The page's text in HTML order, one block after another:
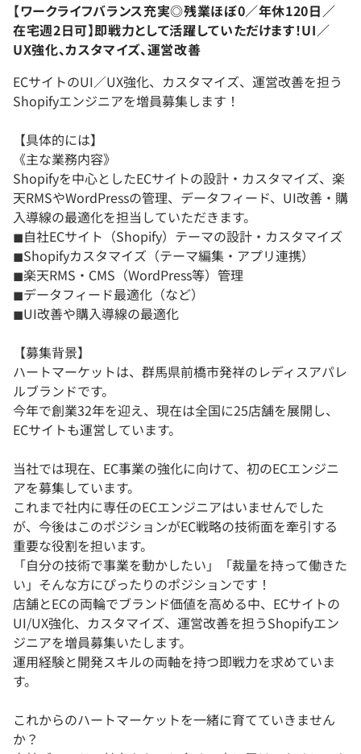
【ワークライフバランス充実◎残業ほぼ0／年休120日／
在宅週2日可】即戦力として活躍していただけます！UI／
UX強化、カスタマイズ、運営改善
ECサイトのUI／UX強化、カスタマイズ、運営改善を担う
Shopifyエンジニアを増員募集します！
【具体的には】
《主な業務内容》
Shopifyを中心としたECサイトの設計・カスタマイズ、楽
天RMSやWordPressの管理、データフィード、UI改善・購
入導線の最適化を担当していただきます。
◼︎自社ECサイト（Shopify）テーマの設計・カスタマイズ
◼︎Shopifyカスタマイズ（テーマ編集・アプリ連携）
◼︎楽天RMS・CMS（WordPress等）管理
◼︎データフィード最適化（など）
◼︎UI改善や購入導線の最適化
【募集背景】
ハートマーケットは、群馬県前橋市発祥のレディスアパレ
ルブランドです。
今年で創業32年を迎え、現在は全国に25店舗を展開し、
ECサイトも運営しています。
当社では現在、EC事業の強化に向けて、初のECエンジニ
アを募集しています。
これまで社内に専任のECエンジニアはいませんでした
が、今後はこのポジションがEC戦略の技術面を牽引する
重要な役割を担います。
「自分の技術で事業を動かしたい」「裁量を持って働きた
い」そんな方にぴったりのポジションです！
店舗とECの両輪でブランド価値を高める中、ECサイトの
UI/UX強化、カスタマイズ、運営改善を担うShopifyエン
ジニアを増員募集いたします。
運用経験と開発スキルの両軸を持つ即戦力を求めていま
す。
これからのハートマーケットを一緒に育てていきません
か？